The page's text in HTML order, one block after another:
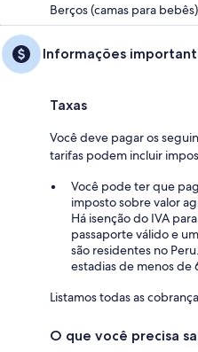
Berços (camas para
Informações
Taxas
Você deve pagar os
tarifas podem incluir
Você pode ter que
imposto sobre valor
Há isenção do IVA
passaporte válido e
são residentes no
estadias de menos de
Listamos todas as
O que você precisa